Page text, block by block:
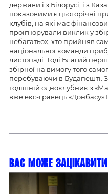
держави і з Білорусі, і з
показовими є цьогорічні
клубів, на які має
проігнорували виклик у
небагатьох, хто прийняв
національної команди
листопаді. Тоді Благий
збірної на вимогу того
перебуваючи в Будапешті.
тодішній одноклубник з
вже екс-гравець «Донбасу»
Вас може зацікавити